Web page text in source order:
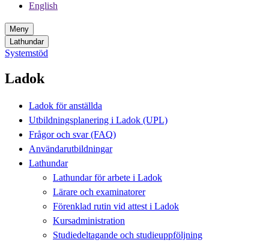
English
Meny
Lathundar
Systemstöd
Ladok
Ladok för anställda
Utbildningsplanering i Ladok (UPL)
Frågor och svar (FAQ)
Användarutbildningar
Lathundar
Lathundar för arbete i Ladok
Lärare och examinatorer
Förenklad rutin vid attest i Ladok
Kursadministration
Studiedeltagande och studieuppföljning